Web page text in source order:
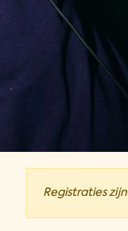
Registraties zijn